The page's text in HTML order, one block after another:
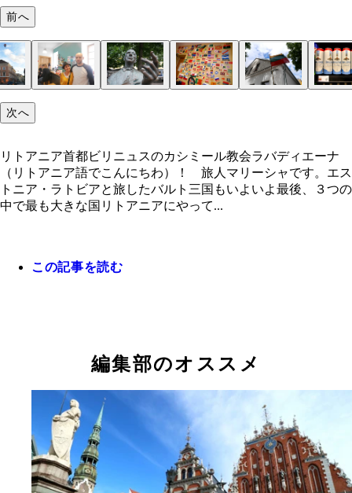
を守り、旅行者を祝福することを目的に作られた
ｌｉｏｔｅｋａ」でビールを学ぼう
っている
しがって写真ＮＧでした
だ行ったことない国がいっぱい
外観、地味めです・ 笑
前へ
次へ
リトアニア首都ビリニュスのカシミール教会ラバディエーナ
（リトアニア語でこんにちわ）！ 旅人マリーシャです。エス
トニア・ラトビアと旅したバルト三国もいよいよ最後、３つの
中で最も大きな国リトアニアにやって...
この記事を読む
編集部のオススメ